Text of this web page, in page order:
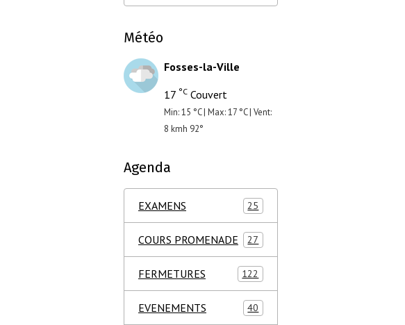
Météo
Fosses-la-Ville
17 °C Couvert
Min: 15 °C | Max: 17 °C | Vent:
8 kmh 92°
Agenda
EXAMENS 25
COURS PROMENADE 27
FERMETURES 122
EVENEMENTS 40